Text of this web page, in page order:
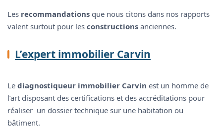
Les recommandations que nous citons dans nos rapports
valent surtout pour les constructions anciennes.
L’expert immobilier Carvin
Le diagnostiqueur immobilier Carvin est un homme de
l’art disposant des certifications et des accréditations pour
réaliser un dossier technique sur une habitation ou
bâtiment.